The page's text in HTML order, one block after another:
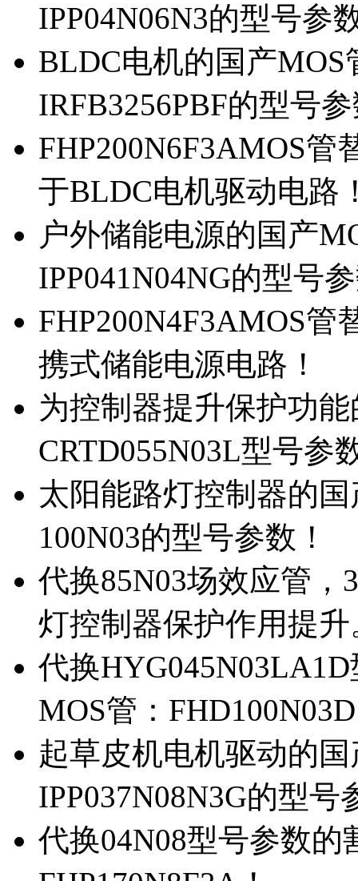
IPP04N06N3的型号参
BLDC电机的国产MOS
IRFB3256PBF的型号
FHP200N6F3AMOS管
于BLDC电机驱动电路
户外储能电源的国产
IPP041N04NG的型号
FHP200N4F3AMOS管
携式储能电源电路！
为控制器提升保护功
CRTD055N03L型号参
太阳能路灯控制器的
100N03的型号参数！
代换85N03场效应管
灯控制器保护作用提升
代换
MOS管：
起草皮机电机驱动的
IPP037N08N3G的型号
代换04N08型号参数